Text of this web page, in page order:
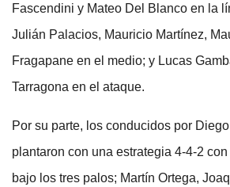
Fascendini y Mateo Del Blanco en la
Julián Palacios, Mauricio Martínez,
Fragapane en el medio; y Lucas
Tarragona en el ataque.
Por su parte, los conducidos por
plantaron con una estrategia 4-4-2
bajo los tres palos; Martín Ortega,